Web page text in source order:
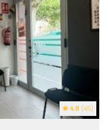
4.8 (45)